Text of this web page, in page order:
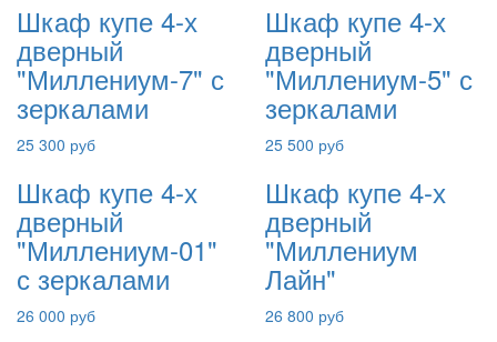
Шкаф купе 4-х
дверный
"Миллениум-7" с
зеркалами
25 300 руб
Шкаф купе 4-х
дверный
"Миллениум-5" с
зеркалами
25 500 руб
Шкаф купе 4-х
дверный
"Миллениум-01"
с зеркалами
26 000 руб
Шкаф купе 4-х
дверный
"Миллениум
Лайн"
26 800 руб